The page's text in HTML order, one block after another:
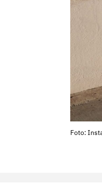
Foto: